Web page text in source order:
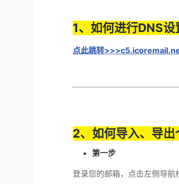
1、如何进行DNS设
点此跳转
2、如何导入、导出
第一步
登录您的邮箱，点击左侧导航